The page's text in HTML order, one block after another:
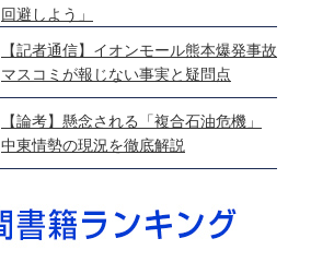
回避しよう」
【記者通信】イオンモール熊本爆発事故
マスコミが報じない事実と疑問点
【論考】懸念される「複合石油危機」
中東情勢の現況を徹底解説